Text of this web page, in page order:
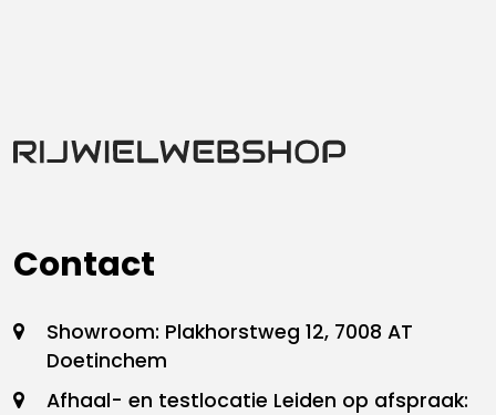
Contact
Showroom: Plakhorstweg 12, 7008 AT
Doetinchem
Afhaal- en testlocatie Leiden op afspraak: